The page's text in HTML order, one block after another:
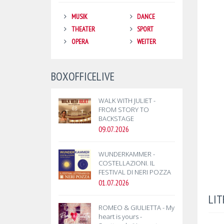
MUSIK
THEATER
OPERA
DANCE
SPORT
WEITER
BOXOFFICELIVE
WALK WITH JULIET -
FROM STORY TO
BACKSTAGE
09.07.2026
WUNDERKAMMER -
COSTELLAZIONI. IL
FESTIVAL DI NERI POZZA
01.07.2026
ROMEO & GIULIETTA - My
heart is yours -